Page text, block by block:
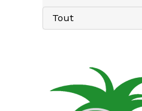
Tout